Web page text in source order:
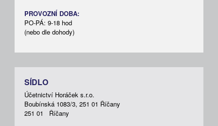
PROVOZNÍ DOBA:
PO-PÁ: 9-18 hod
(nebo dle dohody)
SÍDLO
Účetnictví Horáček s.r.o.
Boubínská 1083/3, 251 01 Říčany
251 01 Říčany